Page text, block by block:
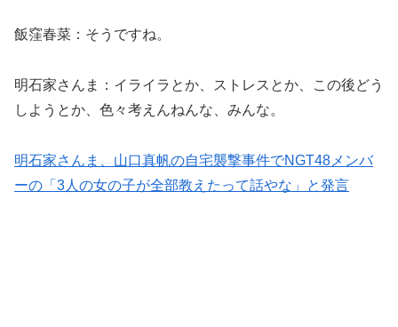
飯窪春菜：そうですね。
明石家さんま：イライラとか、ストレスとか、この後どう
しようとか、色々考えんねんな、みんな。
明石家さんま、山口真帆の自宅襲撃事件でNGT48メンバ
ーの「3人の女の子が全部教えたって話やな」と発言